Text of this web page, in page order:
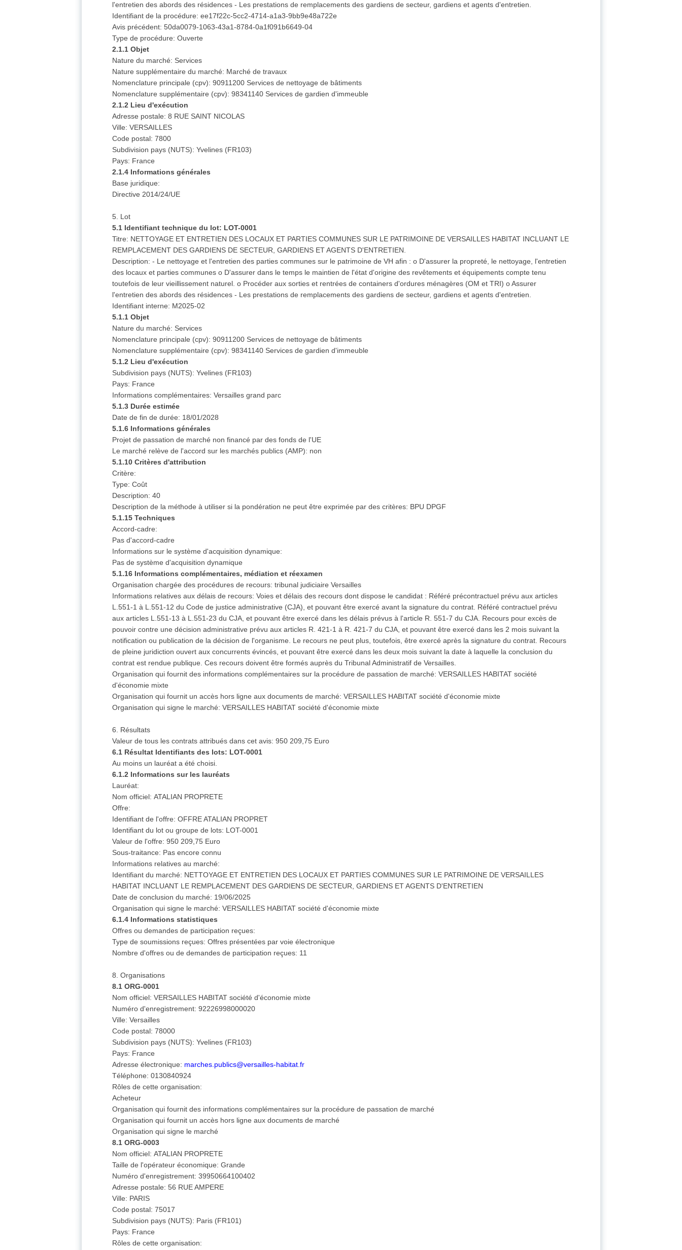
l'entretien des abords des résidences - Les prestations de remplacements des gardiens de secteur, gardiens et agents d'entretien.
Identifiant de la procédure: ee17f22c-5cc2-4714-a1a3-9bb9e48a722e
Avis précédent: 50da0079-1063-43a1-8784-0a1f091b6649-04
Type de procédure: Ouverte
2.1.1 Objet
Nature du marché: Services
Nature supplémentaire du marché: Marché de travaux
Nomenclature principale (cpv): 90911200 Services de nettoyage de bâtiments
Nomenclature supplémentaire (cpv): 98341140 Services de gardien d'immeuble
2.1.2 Lieu d'exécution
Adresse postale: 8 RUE SAINT NICOLAS
Ville: VERSAILLES
Code postal: 7800
Subdivision pays (NUTS): Yvelines (FR103)
Pays: France
2.1.4 Informations générales
Base juridique:
Directive 2014/24/UE
5. Lot
5.1 Identifiant technique du lot: LOT-0001
Titre: NETTOYAGE ET ENTRETIEN DES LOCAUX ET PARTIES COMMUNES SUR LE PATRIMOINE DE VERSAILLES HABITAT INCLUANT LE
REMPLACEMENT DES GARDIENS DE SECTEUR, GARDIENS ET AGENTS D'ENTRETIEN.
Description: - Le nettoyage et l'entretien des parties communes sur le patrimoine de VH afin : o D'assurer la propreté, le nettoyage, l'entretien
des locaux et parties communes o D'assurer dans le temps le maintien de l'état d'origine des revêtements et équipements compte tenu
toutefois de leur vieillissement naturel. o Procéder aux sorties et rentrées de containers d'ordures ménagères (OM et TRI) o Assurer
l'entretien des abords des résidences - Les prestations de remplacements des gardiens de secteur, gardiens et agents d'entretien.
Identifiant interne: M2025-02
5.1.1 Objet
Nature du marché: Services
Nomenclature principale (cpv): 90911200 Services de nettoyage de bâtiments
Nomenclature supplémentaire (cpv): 98341140 Services de gardien d'immeuble
5.1.2 Lieu d'exécution
Subdivision pays (NUTS): Yvelines (FR103)
Pays: France
Informations complémentaires: Versailles grand parc
5.1.3 Durée estimée
Date de fin de durée: 18/01/2028
5.1.6 Informations générales
Projet de passation de marché non financé par des fonds de l'UE
Le marché relève de l'accord sur les marchés publics (AMP): non
5.1.10 Critères d'attribution
Critère:
Type: Coût
Description: 40
Description de la méthode à utiliser si la pondération ne peut être exprimée par des critères: BPU DPGF
5.1.15 Techniques
Accord-cadre:
Pas d'accord-cadre
Informations sur le système d'acquisition dynamique:
Pas de système d'acquisition dynamique
5.1.16 Informations complémentaires, médiation et réexamen
Organisation chargée des procédures de recours: tribunal judiciaire Versailles
Informations relatives aux délais de recours: Voies et délais des recours dont dispose le candidat : Référé précontractuel prévu aux articles
L.551-1 à L.551-12 du Code de justice administrative (CJA), et pouvant être exercé avant la signature du contrat. Référé contractuel prévu
aux articles L.551-13 à L.551-23 du CJA, et pouvant être exercé dans les délais prévus à l'article R. 551-7 du CJA. Recours pour excès de
pouvoir contre une décision administrative prévu aux articles R. 421-1 à R. 421-7 du CJA, et pouvant être exercé dans les 2 mois suivant la
notification ou publication de la décision de l'organisme. Le recours ne peut plus, toutefois, être exercé après la signature du contrat. Recours
de pleine juridiction ouvert aux concurrents évincés, et pouvant être exercé dans les deux mois suivant la date à laquelle la conclusion du
contrat est rendue publique. Ces recours doivent être formés auprès du Tribunal Administratif de Versailles.
Organisation qui fournit des informations complémentaires sur la procédure de passation de marché: VERSAILLES HABITAT société
d'économie mixte
Organisation qui fournit un accès hors ligne aux documents de marché: VERSAILLES HABITAT société d'économie mixte
Organisation qui signe le marché: VERSAILLES HABITAT société d'économie mixte
6. Résultats
Valeur de tous les contrats attribués dans cet avis: 950 209,75 Euro
6.1 Résultat Identifiants des lots: LOT-0001
Au moins un lauréat a été choisi.
6.1.2 Informations sur les lauréats
Lauréat:
Nom officiel: ATALIAN PROPRETE
Offre:
Identifiant de l'offre: OFFRE ATALIAN PROPRET
Identifiant du lot ou groupe de lots: LOT-0001
Valeur de l'offre: 950 209,75 Euro
Sous-traitance: Pas encore connu
Informations relatives au marché:
Identifiant du marché: NETTOYAGE ET ENTRETIEN DES LOCAUX ET PARTIES COMMUNES SUR LE PATRIMOINE DE VERSAILLES
HABITAT INCLUANT LE REMPLACEMENT DES GARDIENS DE SECTEUR, GARDIENS ET AGENTS D'ENTRETIEN
Date de conclusion du marché: 19/06/2025
Organisation qui signe le marché: VERSAILLES HABITAT société d'économie mixte
6.1.4 Informations statistiques
Offres ou demandes de participation reçues:
Type de soumissions reçues: Offres présentées par voie électronique
Nombre d'offres ou de demandes de participation reçues: 11
8. Organisations
8.1 ORG-0001
Nom officiel: VERSAILLES HABITAT société d'économie mixte
Numéro d'enregistrement: 92226998000020
Ville: Versailles
Code postal: 78000
Subdivision pays (NUTS): Yvelines (FR103)
Pays: France
Adresse électronique: marches.publics@versailles-habitat.fr
Téléphone: 0130840924
Rôles de cette organisation:
Acheteur
Organisation qui fournit des informations complémentaires sur la procédure de passation de marché
Organisation qui fournit un accès hors ligne aux documents de marché
Organisation qui signe le marché
8.1 ORG-0003
Nom officiel: ATALIAN PROPRETE
Taille de l'opérateur économique: Grande
Numéro d'enregistrement: 39950664100402
Adresse postale: 56 RUE AMPERE
Ville: PARIS
Code postal: 75017
Subdivision pays (NUTS): Paris (FR101)
Pays: France
Rôles de cette organisation: